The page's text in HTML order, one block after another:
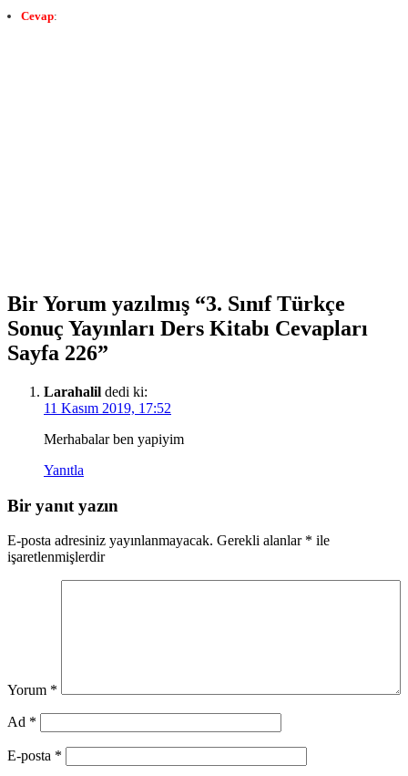
Cevap:
Bir Yorum yazılmış “3. Sınıf Türkçe
Sonuç Yayınları Ders Kitabı Cevapları
Sayfa 226”
Larahalil dedi ki:
11 Kasım 2019, 17:52
Merhabalar ben yapiyim
Yanıtla
Bir yanıt yazın
E-posta adresiniz yayınlanmayacak. Gerekli alanlar * ile
işaretlenmişlerdir
Yorum *
Ad *
E-posta *